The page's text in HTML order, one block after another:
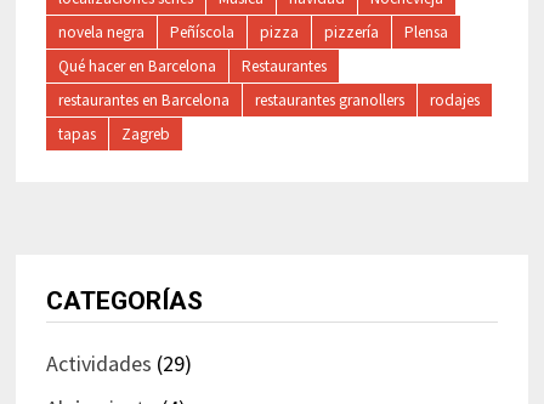
novela negra
Peñíscola pizza pizzería
Plensa
Qué hacer en Barcelona
Restaurantes
restaurantes en Barcelona
restaurantes granollers
rodajes
tapas
Zagreb
CATEGORÍAS
Actividades (29)